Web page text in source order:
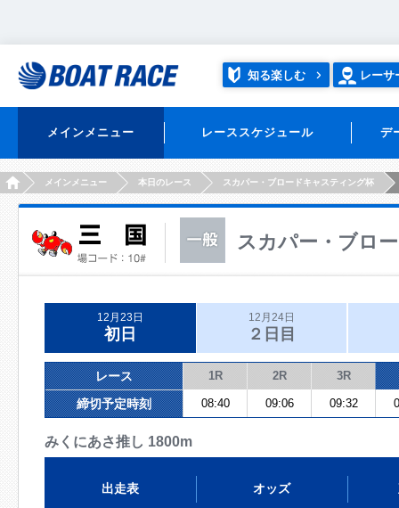
知る楽しむ レーサ
メインメニュー レーススケジュール デ
HOMEメインメニュー 本日のレース スカパー・ブロードキャスティング杯
スカパー・ブロ
12月23日
初日
12月24日
２日目
レース 1R 2R 3R
締切予定時刻 08:40 09:06 09:32
みくにあさ推し 1800m
出走表 オッズ